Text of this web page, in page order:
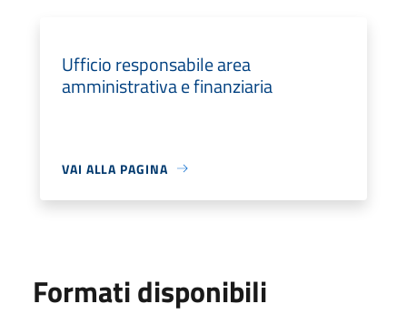
Ufficio responsabile area
amministrativa e finanziaria
VAI ALLA PAGINA
Formati disponibili